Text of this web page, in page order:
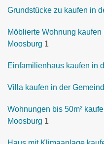
Grundstücke zu kaufen in
Möblierte Wohnung
Moosburg 1
Einfamilienhaus kaufen in
Villa kaufen in der
Wohnungen bis 50m²
Moosburg 1